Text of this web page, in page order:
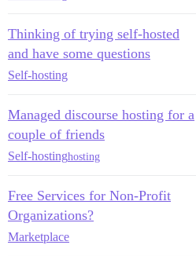
Thinking of trying self-hosted
and have some questions
Self-hosting
Managed discourse hosting for a
couple of friends
Self-hostinghosting
Free Services for Non-Profit
Organizations?
Marketplace